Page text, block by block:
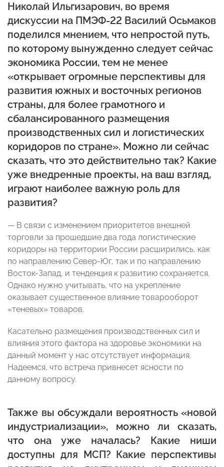
Николай Ильгизарович, во время
дискуссии на ПМЭФ-22 Василий Осьмаков
поделился мнением, что непростой путь,
по которому вынужденно следует сейчас
экономика России, тем не менее
«открывает огромные перспективы для
развития южных и восточных регионов
страны, для более грамотного и
сбалансированного размещения
производственных сил и логистических
коридоров по стране». Можно ли сейчас
сказать, что это действительно так? Какие
уже внедренные проекты, на ваш взгляд,
играют наиболее важную роль для
развития?
— В связи с изменением приоритетов внешней
торговли за прошедшие два года логистические
коридоры на территории России расширились, как
по направлению Север-Юг, так и по направлению
Восток-Запад, и тенденция к развитию сохраняется.
Однако нужно учитывать, что на укрепление
оказывает существенное влияние товарооборот
«теневых» товаров.
Касательно размещения производственных сил и
влияния этого фактора на здоровье экономики на
данный момент у нас отсутствует информация.
Надеемся, что встреча привнесет ясности по
данному вопросу.
Также вы обсуждали вероятность «новой
индустриализации», можно ли сказать,
что она уже началась? Какие ниши
доступны для МСП? Какие перспективы